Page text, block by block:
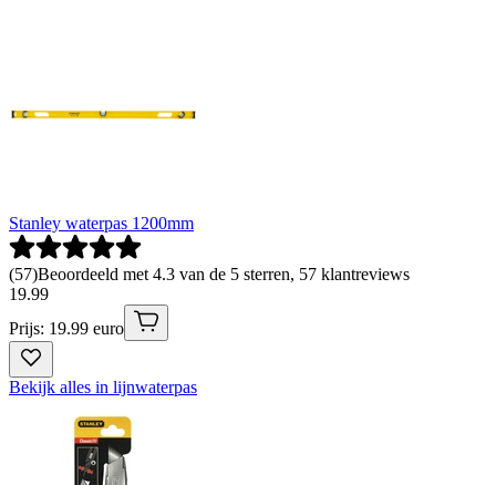
Stanley waterpas 1200mm
(57)Beoordeeld met 4.3 van de 5 sterren, 57 klantreviews
19.99
Prijs: 19.99 euro
Bekijk alles in lijnwaterpas